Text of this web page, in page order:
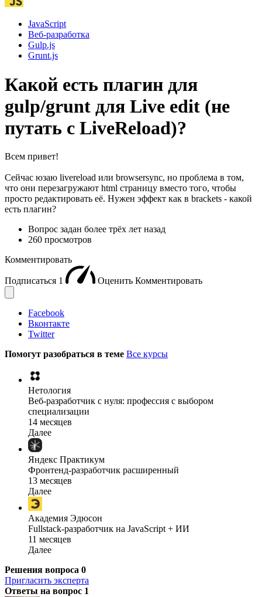
JavaScript
Веб-разработка
Gulp.js
Grunt.js
Какой есть плагин для
gulp/grunt для Live edit (не
путать с LiveReload)?
Всем привет!
Сейчас юзаю livereload или browsersync, но проблема в том,
что они перезагружают html страницу вместо того, чтобы
просто редактировать её. Нужен эффект как в brackets - какой
есть плагин?
Вопрос задан более трёх лет назад
260 просмотров
Комментировать
Подписаться 1 Оценить Комментировать
Facebook
Вконтакте
Twitter
Помогут разобраться в теме Все курсы
Нетология
Веб-разработчик с нуля: профессия с выбором
специализации
14 месяцев
Далее
Яндекс Практикум
Фронтенд-разработчик расширенный
13 месяцев
Далее
Академия Эдюсон
Fullstack-разработчик на JavaScript + ИИ
11 месяцев
Далее
Решения вопроса 0
Пригласить эксперта
Ответы на вопрос 1